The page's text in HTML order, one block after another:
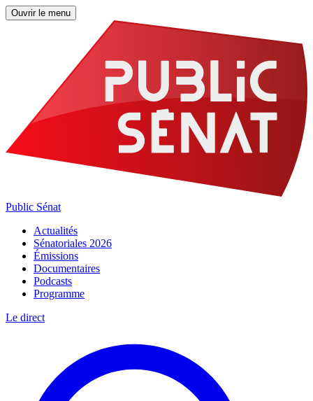
Ouvrir le menu
Public Sénat
Actualités
Sénatoriales 2026
Émissions
Documentaires
Podcasts
Programme
Le direct